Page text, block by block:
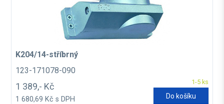
K204/14-stříbrný
123-171078-090
1-5 ks
1 389,- Kč
1 680,69 Kč s DPH Do košíku